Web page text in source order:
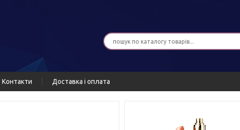
Контакти Доставка і оплата